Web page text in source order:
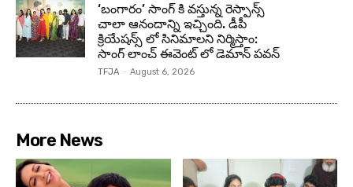
‘బంగారం’ సాంగ్ కి వస్తున్న రెస్పాన్స్
చాలా ఆనందాన్ని ఇచ్చింది. డీపీ
క్రియేషన్స్ లో సినిమాలని నిర్మిస్తాం:
సాంగ్ లాంచ్ ఈవెంట్ లో డెమాన్ పవన్
TFJA - August 6, 2026
More News